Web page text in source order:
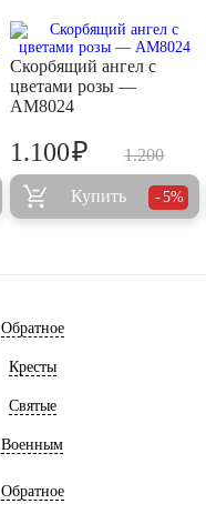
Скорбящий ангел с
цветами розы —
AM8024
1.200
1.100₽
Купить 5%
Обратное
Кресты
Святые
Военным
Обратное